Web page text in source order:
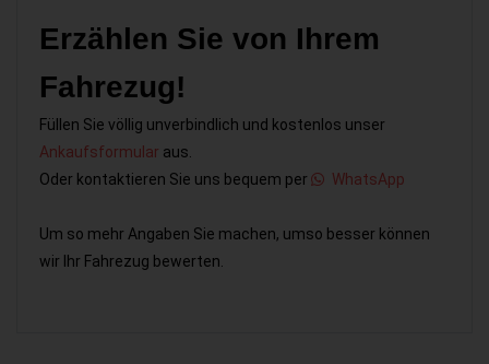
Erzählen Sie von Ihrem
Fahrezug!
Füllen Sie völlig unverbindlich und kostenlos unser
Ankaufsformular aus.
Oder kontaktieren Sie uns bequem per
WhatsApp
Um so mehr Angaben Sie machen, umso besser können
wir Ihr Fahrezug bewerten.